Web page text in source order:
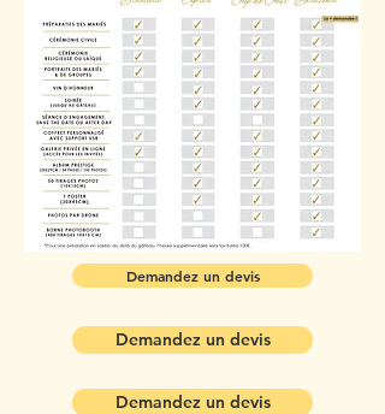
Demandez un devis
Demandez un devis
Demandez un devis